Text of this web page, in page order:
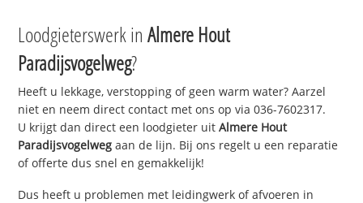
Loodgieterswerk inAlmere Hout
Paradijsvogelweg?
Heeft u lekkage, verstopping of geen warm water? Aarzel
niet en neem direct contact met ons op via 036-7602317.
U krijgt dan direct een loodgieter uitAlmere Hout
Paradijsvogelweg aan de lijn. Bij ons regelt u een reparatie
of offerte dus snel en gemakkelijk!
Dus heeft u problemen met leidingwerk of afvoeren in